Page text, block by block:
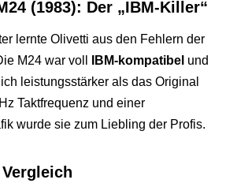
(1983): Der „IBM-Killer“
lernte Olivetti aus den Fehlern der
M24 war voll
IBM-kompatibel und
leistungsstärker als das Original
Taktfrequenz und einer
wurde sie zum Liebling der Profis.